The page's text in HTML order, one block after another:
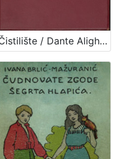
Čistilište / Dante Alighieri ; preveo i protumačio Izidor Kršnjavi ; urešeno sa 17 slika Mirka Račkog